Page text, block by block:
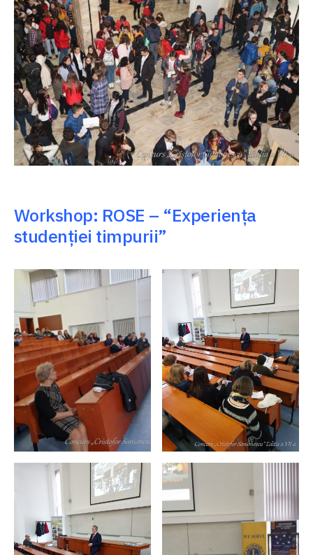
Workshop: ROSE – “Experiența
studenției timpurii”